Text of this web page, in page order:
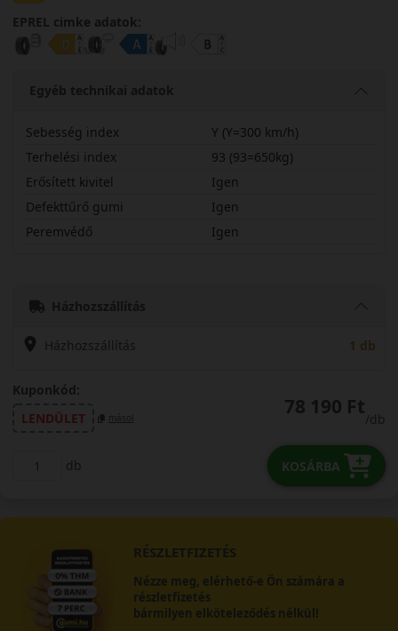
EPREL cimke adatok:
Egyéb technikai adatok
Sebesség index
Y (Y=300 km/h)
Terhelési index
93 (93=650kg)
Erősített kivitel
Igen
Defekttűrő gumi
Igen
Peremvédő
Igen
Házhozszállítás
Házhozszállítás 1 db
Kuponkód:
LENDÜLET
másol 78 190 Ft
/db
db KOSÁRBA
RÉSZLETFIZETÉS
Nézze meg, elérhető-e Ön számára a
részletfizetés
bármilyen elköteleződés nélkül!